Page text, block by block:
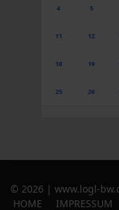
4 5
11 12
18 19
25 26
© 2026 | www.logl-
HOME
IMPRESSUM